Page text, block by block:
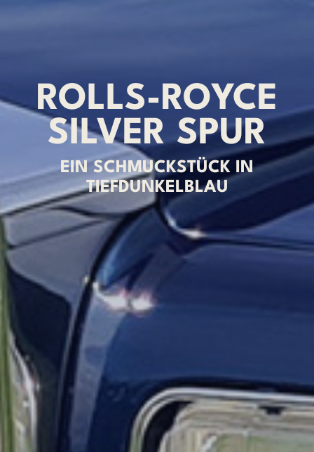
ROLLS-ROYCE
SILVER SPUR
EIN SCHMUCKSTÜCK IN
TIEFDUNKELBLAU